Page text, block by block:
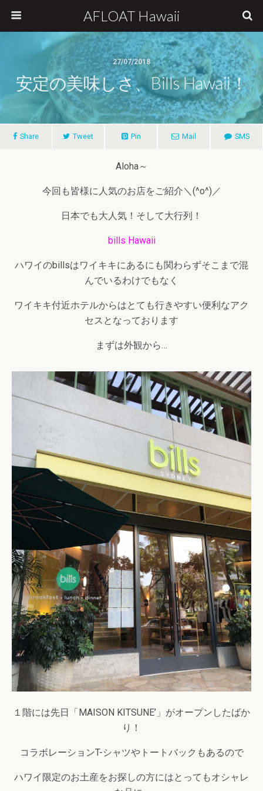
AFLOAT Hawaii
27/07/2018
安定の美味しさ、bills Hawaii！
Share Tweet Pin Mail SMS
Aloha～
今回も皆様に人気のお店をご紹介＼(^o^)／
日本でも大人気！そして大行列！
bills Hawaii
ハワイのbillsはワイキキにあるにも関わらずそこまで混
んでいるわけでもなく
ワイキキ付近ホテルからはとても行きやすい便利なアク
セスとなっております
まずは外観から…
１階には先日「MAISON KITSUNE’」がオープンしたばか
り！
コラボレーションT-シャツやトートバックもあるので
ハワイ限定のお土産をお探しの方にはとってもオシャレ